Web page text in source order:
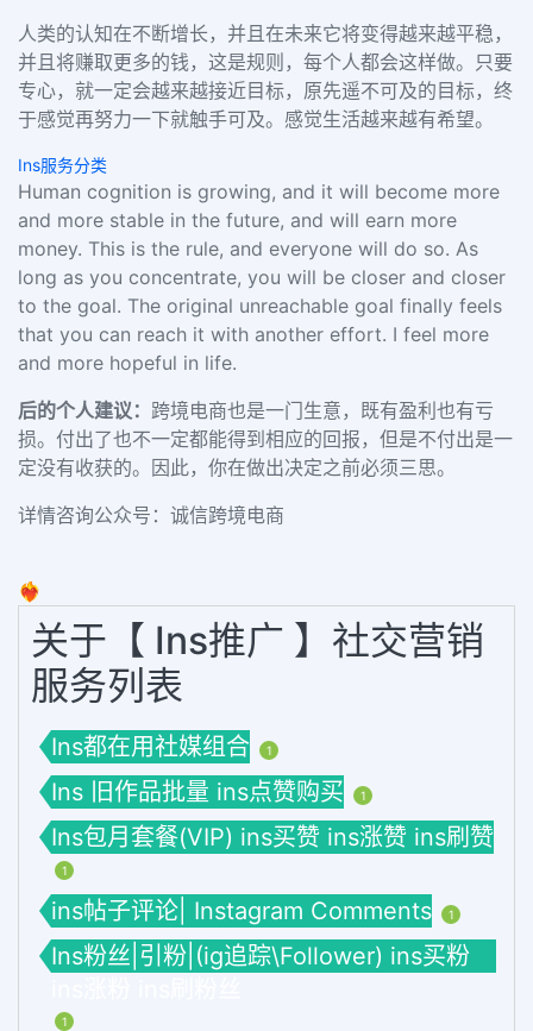
人类的认知在不断增长，并且在未来它将变得越来越平稳，
并且将赚取更多的钱，这是规则，每个人都会这样做。只要
专心，就一定会越来越接近目标，原先遥不可及的目标，终
于感觉再努力一下就触手可及。感觉生活越来越有希望。
Ins服务分类
Human cognition is growing, and it will become more
and more stable in the future, and will earn more
money. This is the rule, and everyone will do so. As
long as you concentrate, you will be closer and closer
to the goal. The original unreachable goal finally feels
that you can reach it with another effort. I feel more
and more hopeful in life.
后的个人建议： 跨境电商也是一门生意，既有盈利也有亏
损。付出了也不一定都能得到相应的回报，但是不付出是一
定没有收获的。因此，你在做出决定之前必须三思。
详情咨询公众号：诚信跨境电商
❤️‍🔥
关于【 Ins推广 】社交营销
服务列表
Ins都在用社媒组合 1
Ins 旧作品批量 ins点赞购买 1
Ins包月套餐(VIP) ins买赞 ins涨赞 ins刷赞
1
ins帖子评论| Instagram Comments 1
Ins粉丝|引粉|(ig追踪\Follower) ins买粉
1